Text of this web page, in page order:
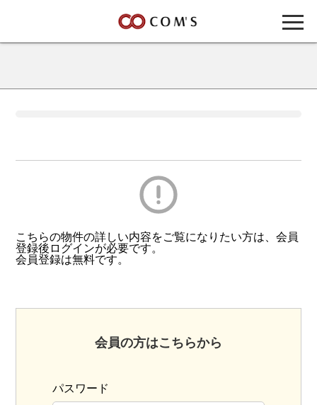
こちらの物件の詳しい内容をご覧になりたい方は、会員
登録後ログインが必要です。
会員登録は無料です。
会員の方はこちらから
パスワード